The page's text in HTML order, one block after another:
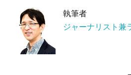
執筆者
ジャーナリスト